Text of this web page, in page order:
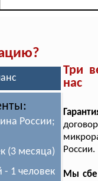
России;
(3 месяца)
- 1 человек
Три
нас
России.
Мы